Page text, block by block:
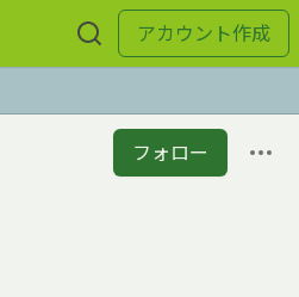
アカウント作成
フォロー